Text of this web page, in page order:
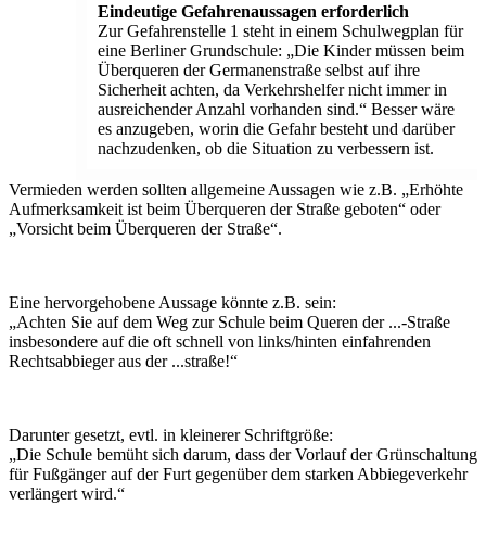
Eindeutige Gefahrenaussagen erforderlich
Zur Gefahrenstelle 1 steht in einem Schulwegplan für
eine Berliner Grundschule: „Die Kinder müssen beim
Überqueren der Germanenstraße selbst auf ihre
Sicherheit achten, da Verkehrshelfer nicht immer in
ausreichender Anzahl vorhanden sind.“ Besser wäre
es anzugeben, worin die Gefahr besteht und darüber
nachzudenken, ob die Situation zu verbessern ist.
Vermieden werden sollten allgemeine Aussagen wie z.B. „Erhöhte
Aufmerksamkeit ist beim Überqueren der Straße geboten“ oder
„Vorsicht beim Überqueren der Straße“.
Eine hervorgehobene Aussage könnte z.B. sein:
„Achten Sie auf dem Weg zur Schule beim Queren der ...-Straße
insbesondere auf die oft schnell von links/hinten einfahrenden
Rechtsabbieger aus der ...straße!“
Darunter gesetzt, evtl. in kleinerer Schriftgröße:
„Die Schule bemüht sich darum, dass der Vorlauf der Grünschaltung
für Fußgänger auf der Furt gegenüber dem starken Abbiegeverkehr
verlängert wird.“